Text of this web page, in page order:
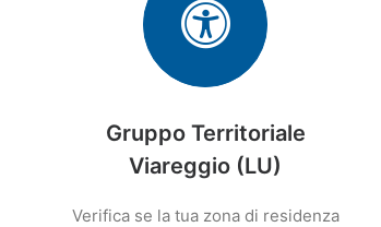
Gruppo Territoriale
Viareggio (LU)
Verifica se la tua zona di residenza